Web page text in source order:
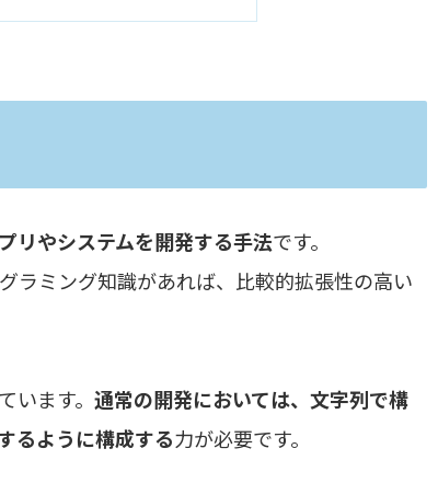
リやシステムを開発する手法です。
ラミング知識があれば、比較的拡張性の高い
います。通常の開発においては、文字列で構
るように構成する力が必要です。